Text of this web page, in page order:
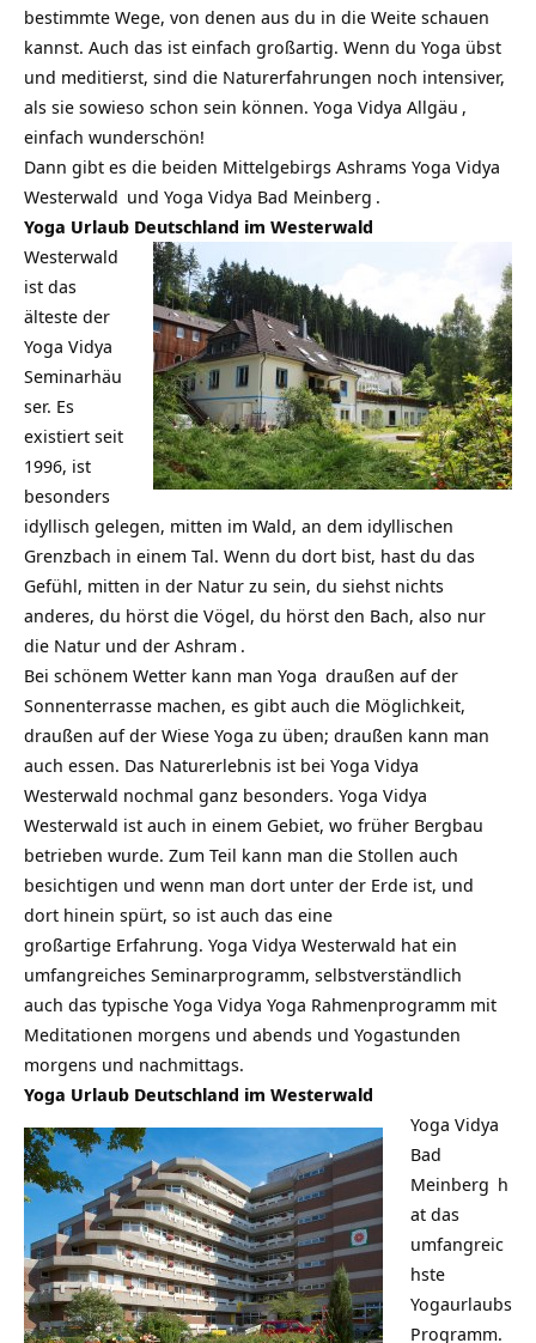
bestimmte Wege, von denen aus du in die Weite schauen
kannst. Auch das ist einfach großartig. Wenn du Yoga übst
und meditierst, sind die Naturerfahrungen noch intensiver,
als sie sowieso schon sein können. Yoga Vidya Allgäu ,
einfach wunderschön!
Dann gibt es die beiden Mittelgebirgs Ashrams Yoga Vidya
Westerwald und Yoga Vidya Bad Meinberg .
Yoga Urlaub Deutschland im Westerwald
Westerwald
ist das
älteste der
Yoga Vidya
Seminarhäu
ser. Es
existiert seit
1996, ist
besonders
idyllisch gelegen, mitten im Wald, an dem idyllischen
Grenzbach in einem Tal. Wenn du dort bist, hast du das
Gefühl, mitten in der Natur zu sein, du siehst nichts
anderes, du hörst die Vögel, du hörst den Bach, also nur
die Natur und der Ashram .
Bei schönem Wetter kann man Yoga draußen auf der
Sonnenterrasse machen, es gibt auch die Möglichkeit,
draußen auf der Wiese Yoga zu üben; draußen kann man
auch essen. Das Naturerlebnis ist bei Yoga Vidya
Westerwald nochmal ganz besonders. Yoga Vidya
Westerwald ist auch in einem Gebiet, wo früher Bergbau
betrieben wurde. Zum Teil kann man die Stollen auch
besichtigen und wenn man dort unter der Erde ist, und
dort hinein spürt, so ist auch das eine
großartige Erfahrung. Yoga Vidya Westerwald hat ein
umfangreiches Seminarprogramm, selbstverständlich
auch das typische Yoga Vidya Yoga Rahmenprogramm mit
Meditationen morgens und abends und Yogastunden
morgens und nachmittags.
Yoga Urlaub Deutschland im Westerwald
Yoga Vidya
Bad
Meinberg h
at das
umfangreic
hste
Yogaurlaubs
Programm.